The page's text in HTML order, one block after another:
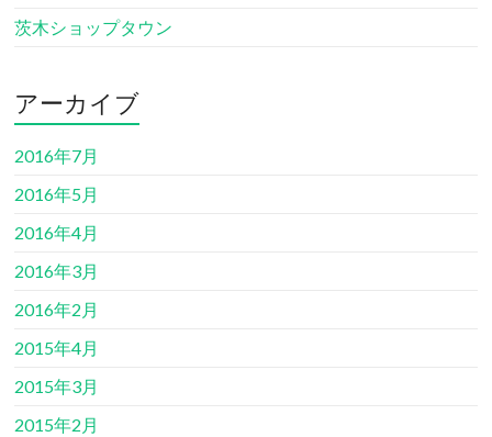
茨木ショップタウン
アーカイブ
2016年7月
2016年5月
2016年4月
2016年3月
2016年2月
2015年4月
2015年3月
2015年2月